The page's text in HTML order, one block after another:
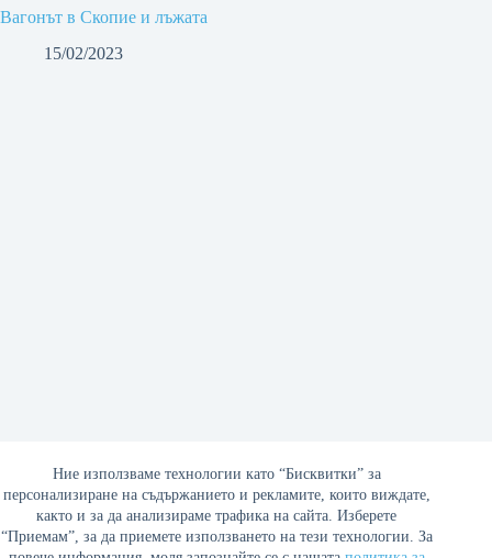
Ние използваме технологии като “Бисквитки” за
персонализиране на съдържанието и рекламите, които виждате,
както и за да анализираме трафика на сайта. Изберете
“Приемам”, за да приемете използването на тези технологии. За
Вагонът в Скопие и лъжата
15/02/2023
Политическа теория на Източната римска империя –
втора част